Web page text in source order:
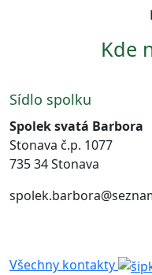
Kde
Sídlo spolku
Spolek svatá Barbora
Stonava č.p. 1077
735 34 Stonava
Všechny kontakty